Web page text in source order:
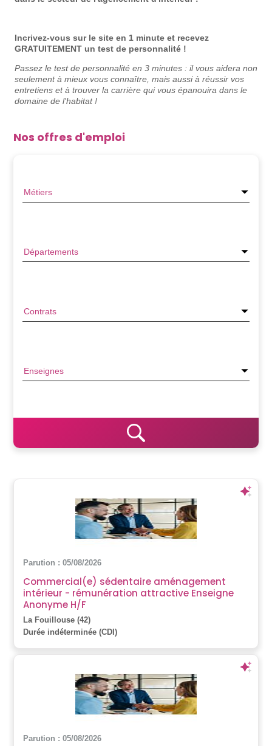
Incrivez-vous sur le site en 1 minute et recevez
GRATUITEMENT un test de personnalité !
Passez le test de personnalité en 3 minutes : ilvous aidera non
seulement à mieux vous connaître, mais aussi à réussir vos
entretiens et à trouver la carrière qui vous épanouira dans le
domaine de l'habitat !
Nos offres d'emploi
Parution : 05/08/2026
Commercial(e) sédentaire aménagement
intérieur - rémunération attractive Enseigne
Anonyme H/F
La Fouillouse (42)
Durée indéterminée (CDI)
Parution : 05/08/2026